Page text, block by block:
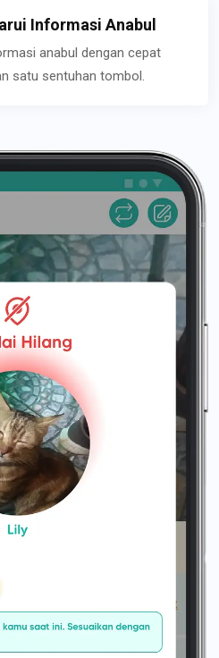
Informasi Anabul
anabul dengan cepat
satu sentuhan tombol.